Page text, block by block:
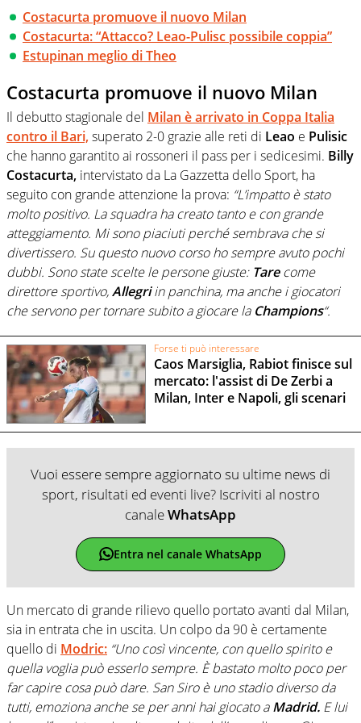
Costacurta promuove il nuovo Milan
Costacurta: “Attacco? Leao-Pulisc possibile coppia”
Estupinan meglio di Theo
Costacurta promuove il nuovo Milan
Il debutto stagionale del Milan è arrivato in Coppa Italia
contro il Bari,superato 2-0 grazie alle reti di Leao e Pulisic
che hanno garantito ai rossoneri il pass per i sedicesimi. Billy
Costacurta, intervistato da La Gazzetta dello Sport, ha
seguito con grande attenzione la prova: “L’impatto è stato
molto positivo. La squadra ha creato tanto e con grande
atteggiamento. Mi sono piaciuti perché sembrava che si
divertissero. Su questo nuovo corso ho sempre avuto pochi
dubbi. Sono state scelte le persone giuste: Tarecome
direttore sportivo,Allegriin panchina, ma anche i giocatori
che servono per tornare subito a giocare la Champions“.
Forse ti può interessare
Caos Marsiglia, Rabiot finisce sul
mercato: l'assist di De Zerbi a
Milan, Inter e Napoli, gli scenari
Vuoi essere sempre aggiornato su ultime news di
sport, risultati ed eventi live? Iscriviti al nostro
canaleWhatsApp
Entra nel canale WhatsApp
Un mercato di grande rilievo quello portato avanti dal Milan,
sia in entrata che in uscita. Un colpo da 90 è certamente
quello di Modric: “Uno così vincente, con quello spirito e
quella voglia può esserlo sempre. È bastato molto poco per
far capire cosa può dare. San Siro è uno stadio diverso da
tutti, emoziona anche se per anni hai giocato aMadrid. E lui